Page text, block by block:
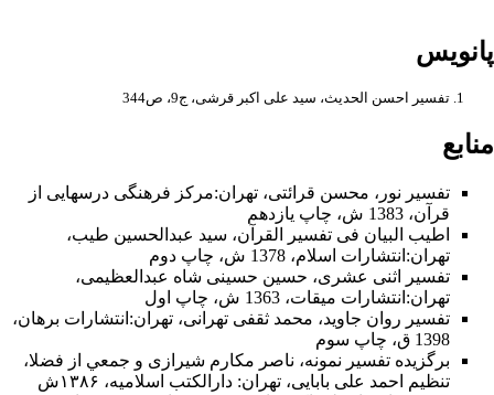
لِلظَّالِمِينَ مِنْ حَمِيمٍ وَ لا شَفِيعٍ يُطاعُ» را تلاوت فرمودند. «1»
پیام ها
1- مرگ و قيامت نزديك است، خود را آماده كنيم. «يَوْمَ الْآزِفَةِ»
الْحَناجِرِ» (در جاى ديگر مى‌خوانيم: «وَ يَأْتِيهِ الْمَوْتُ مِنْ كُلِّ مَكانٍ وَ ما هُوَ
بِمَيِّتٍ» «2» از هر سو مرگ به سراغش مى‌آيد ولى نمى‌ميرد.)
3- در قيامت، وجود مجرمان مملو از حسرت و اندوه است ولى نمى‌توانند
اظهار كنند. «كاظِمِينَ»
4- مجرم در قيامت تنها است. (نه دوست صميمى دارد و نه واسطه‌ى
صاحب نفوذ). «ما لِلظَّالِمِينَ مِنْ حَمِيمٍ وَ لا شَفِيعٍ»
5- ارزش‌ها بر اساس انگيزه‌هاست. يك نگاه با انگيزه‌هاى متفاوت مى‌تواند
عبادت باشد و يا خيانت باشد. «خائِنَةَ الْأَعْيُنِ»
پانویس
تفسير احسن الحديث، سید علی اکبر قرشی، ج9، ص344
منابع
تفسیر نور ، محسن قرائتی، تهران:مركز فرهنگى درسهايى از
قرآن، 1383 ش، چاپ يازدهم
اطیب البیان فی تفسیر القرآن‌، سید عبدالحسین طیب،
تهران:انتشارات اسلام‌، 1378 ش‌، چاپ دوم‌
تفسیر اثنی عشری، حسین حسینی شاه عبدالعظیمی،
تهران:انتشارات ميقات، 1363 ش، چاپ اول
تفسیر روان جاوید، محمد ثقفی تهرانی، تهران:انتشارات برهان،
1398 ق، چاپ سوم
برگزیده تفسیر نمونه، ناصر مکارم شیرازی و جمعي از فضلا،
تنظیم احمد علی بابایی، تهران: دارالکتب اسلامیه، ۱۳۸۶ش